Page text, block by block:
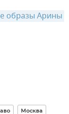
образы Арины
Москва